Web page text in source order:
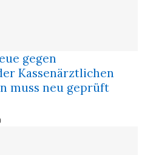
gegen
Kassenärztlichen
muss neu geprüft